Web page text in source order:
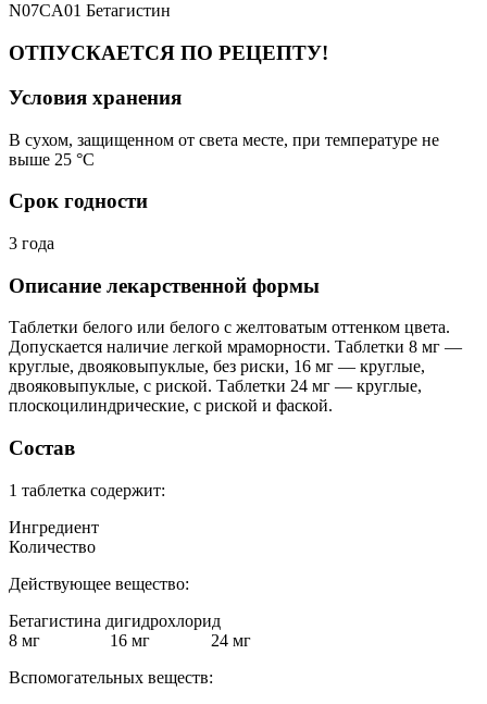
N07CA01 Бетагистин
ОТПУСКАЕТСЯ ПО РЕЦЕПТУ!
Условия хранения
В сухом, защищенном от света месте, при температуре не
выше 25 °C
Срок годности
3 года
Описание лекарственной формы
Таблетки белого или белого с желтоватым оттенком цвета.
Допускается наличие легкой мраморности. Таблетки 8 мг —
круглые, двояковыпуклые, без риски, 16 мг — круглые,
двояковыпуклые, с риской. Таблетки 24 мг — круглые,
плоскоцилиндрические, с риской и фаской.
Состав
1 таблетка содержит:
Ингредиент
Количество
Действующее вещество:
Бетагистина дигидрохлорид
8 мг 16 мг 24 мг
Вспомогательных веществ: